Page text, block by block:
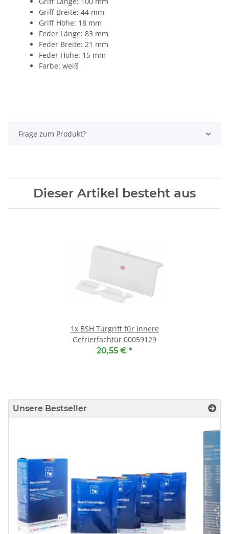
Griff Breite: 44 mm
Griff Höhe: 18 mm
Feder Länge: 83 mm
Feder Breite: 21 mm
Feder Höhe: 15 mm
Farbe: weiß
Frage zum Produkt?
Dieser Artikel besteht aus
1x BSH Türgriff für innere
Gefrierfachtür 00059129
20,55 € *
Unsere Bestseller